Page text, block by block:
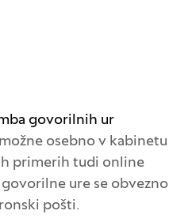
govorilnih ur
osebno v kabinetu
primerih tudi online
ure se obvezno
pošti.